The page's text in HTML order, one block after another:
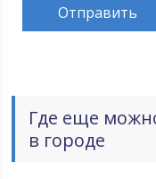
Где еще
в городе